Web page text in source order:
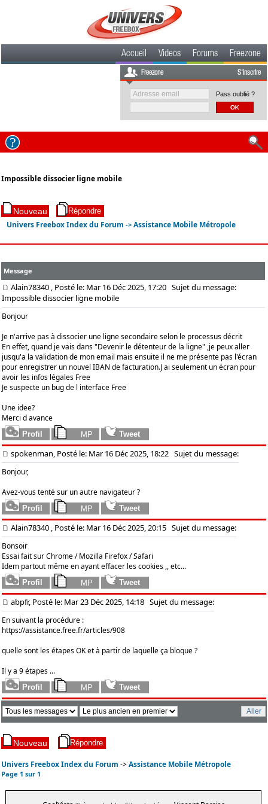
Accueil Videos Forums Freezone
Freezone S'inscrire
Pass oublié ?
Impossible dissocier ligne mobile
Univers Freebox Index du Forum ->Assistance Mobile Métropole
Message
Alain78340 , Posté le: Mar 16 Déc 2025, 17:20 Sujet du message:
Impossible dissocier ligne mobile
Bonjour
Je n'arrive pas à dissocier une ligne secondaire selon le processus décrit
En effet, quand je vais dans "Devenir le détenteur de la ligne" ,je peux aller
jusqu'a la validation de mon email mais ensuite il ne me présente pas l'écran
pour enregistrer un nouvel IBAN de facturation.J ai seulement un écran pour
avoir les infos légales Free
Je suspecte un bug de l interface Free
Une idee?
Merci d avance
spokenman, Posté le: Mar 16 Déc 2025, 18:22 Sujet du message:
Bonjour,
Avez-vous tenté sur un autre navigateur ?
Alain78340 , Posté le: Mar 16 Déc 2025, 20:15 Sujet du message:
Bonsoir
Essai fait sur Chrome / Mozilla Firefox / Safari
Idem partout même en ayant effacer les cookies ,, etc...
abpfr, Posté le: Mar 23 Déc 2025, 14:18 Sujet du message:
En suivant la procédure :
https://assistance.free.fr/articles/908
quelle sont les étapes OK et à partir de laquelle ça bloque ?
Il y a 9 étapes ...
Univers Freebox Index du Forum ->Assistance Mobile Métropole
Page1 sur1